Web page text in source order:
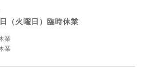
（火曜日）臨時休業
業
業